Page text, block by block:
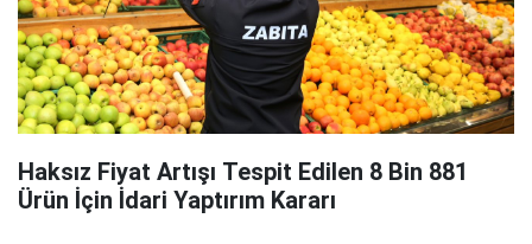
Haksız Fiyat Artışı Tespit Edilen 8 Bin 881
Ürün İçin İdari Yaptırım Kararı